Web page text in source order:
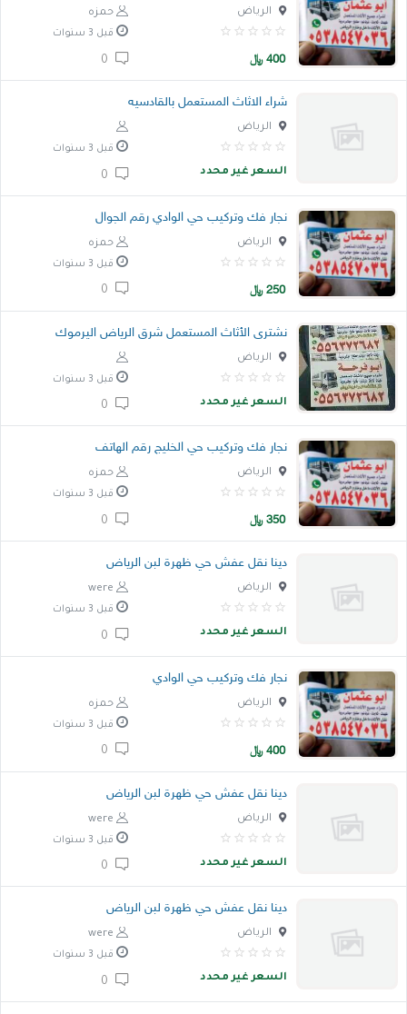
إتصل بنا
اتفاقية الاستخدام
الشروط & السياسات
تسجيل دخول
التسجيل في الموقع
حمزه الرياض
قبل 3 سنوات
400 ﷼
شراء الاثاث المستعمل بالقادسيه
الرياض
قبل 3 سنوات
السعر غير محدد
نجار فك وتركيب حي الوادي رقم الجوال
حمزه الرياض
قبل 3 سنوات
250 ﷼
نشترى الأثاث المستعمل شرق الرياض اليرموك
الرياض
قبل 3 سنوات
السعر غير محدد
نجار فك وتركيب حي الخليج رقم الهاتف
حمزه الرياض
قبل 3 سنوات
350 ﷼
دينا نقل عفش حي ظهرة لبن الرياض
الرياض
قبل 3 سنوات
السعر غير محدد
نجار فك وتركيب حي الوادي
حمزه الرياض
قبل 3 سنوات
400 ﷼
دينا نقل عفش حي ظهرة لبن الرياض
الرياض
قبل 3 سنوات
السعر غير محدد
دينا نقل عفش حي ظهرة لبن الرياض
الرياض
قبل 3 سنوات
السعر غير محدد